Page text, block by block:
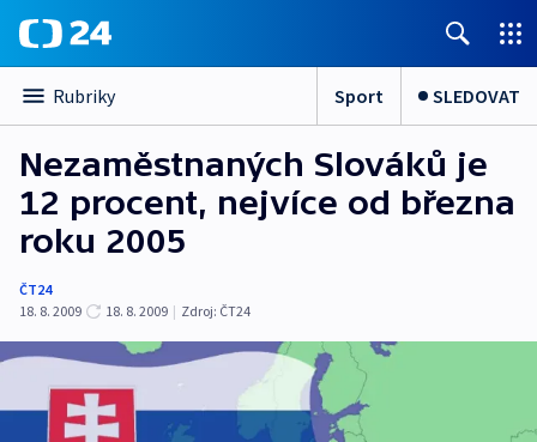
Rubriky Sport SLEDOVAT
Nezaměstnaných Slováků je
12 procent, nejvíce od března
roku 2005
ČT24
18. 8. 2009
18. 8. 2009 | Zdroj: ČT24